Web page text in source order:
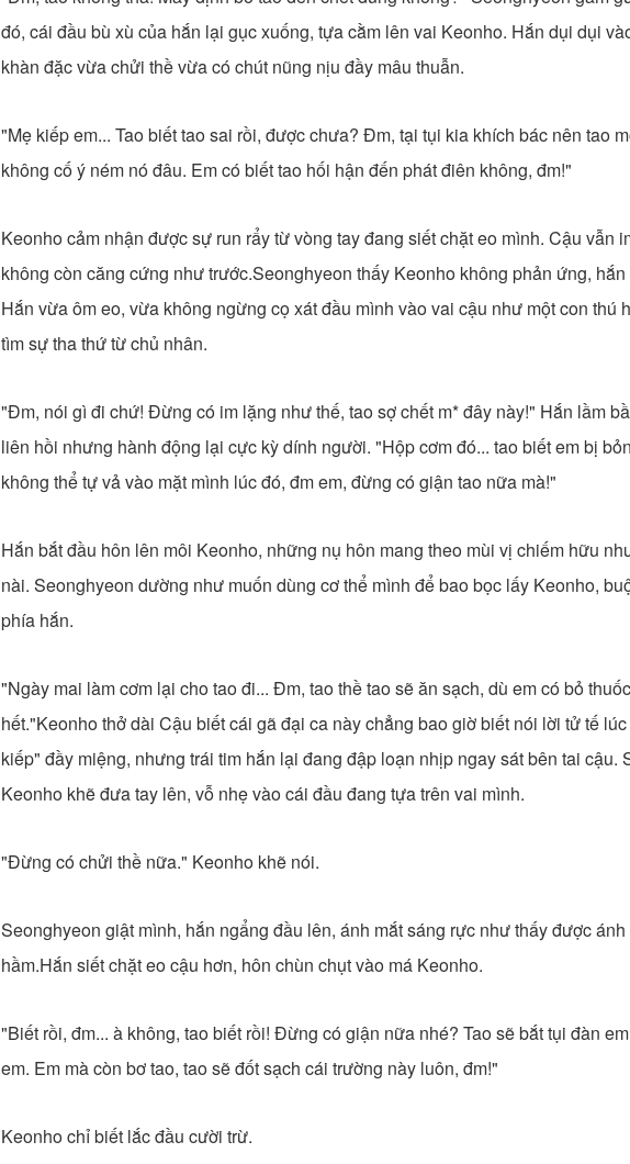
đó, cái đầu bù xù của hắn lại gục xuống, tựa cằm lên vai Keonho. Hắn dụi dụi
khàn đặc vừa chửi thề vừa có chút nũng nịu đầy mâu thuẫn.
"Mẹ kiếp em... Tao biết tao sai rồi, được chưa? Đm, tại tụi kia khích bác nên tao
không cố ý ném nó đâu. Em có biết tao hối hận đến phát điên không, đm!"
Keonho cảm nhận được sự run rẩy từ vòng tay đang siết chặt eo mình. Cậu vẫn
không còn căng cứng như trước.Seonghyeon thấy Keonho không phản ứng,
Hắn vừa ôm eo, vừa không ngừng cọ xát đầu mình vào vai cậu như một con thú
tìm sự tha thứ từ chủ nhân.
"Đm, nói gì đi chứ! Đừng có im lặng như thế, tao sợ chết m* đây này!" Hắn lầm
liên hồi nhưng hành động lại cực kỳ dính người. "Hộp cơm đó... tao biết em bị
không thể tự vả vào mặt mình lúc đó, đm em, đừng có giận tao nữa mà!"
Hắn bắt đầu hôn lên môi Keonho, những nụ hôn mang theo mùi vị chiếm hữu
nài. Seonghyeon dường như muốn dùng cơ thể mình để bao bọc lấy Keonho,
phía hắn.
"Ngày mai làm cơm lại cho tao đi... Đm, tao thề tao sẽ ăn sạch, dù em có bỏ
hết."Keonho thở dài Cậu biết cái gã đại ca này chẳng bao giờ biết nói lời tử tế
kiếp" đầy miệng, nhưng trái tim hắn lại đang đập loạn nhịp ngay sát bên tai cậu.
Keonho khẽ đưa tay lên, vỗ nhẹ vào cái đầu đang tựa trên vai mình.
"Đừng có chửi thề nữa." Keonho khẽ nói.
Seonghyeon giật mình, hắn ngẩng đầu lên, ánh mắt sáng rực như thấy được
hầm.Hắn siết chặt eo cậu hơn, hôn chùn chụt vào má Keonho.
"Biết rồi, đm... à không, tao biết rồi! Đừng có giận nữa nhé? Tao sẽ bắt tụi đàn
em. Em mà còn bơ tao, tao sẽ đốt sạch cái trường này luôn, đm!"
Keonho chỉ biết lắc đầu cười trừ.